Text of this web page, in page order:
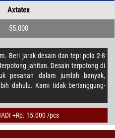
Axtatex
55.000
Beri jarak desain dan tepi pola 2-8
jahitan. Desain terpotong di
pesanan dalam jumlah banyak,
dahulu. Kami tidak bertanggung-
+Rp. 15.000 /pcs